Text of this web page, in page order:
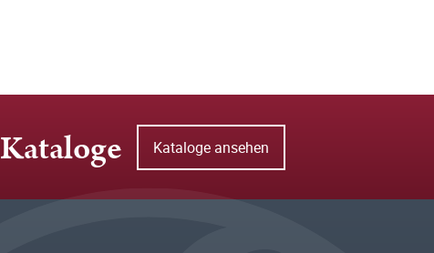
Kataloge Kataloge ansehen